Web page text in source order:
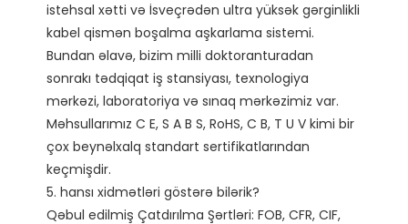
istehsal xətti və İsveçrədən ultra yüksək gərginlikli
kabel qismən boşalma aşkarlama sistemi.
Bundan əlavə, bizim milli doktoranturadan
sonrakı tədqiqat iş stansiyası, texnologiya
mərkəzi, laboratoriya və sınaq mərkəzimiz var.
Məhsullarımız C E, S A B S, RoHS, C B, T U V kimi bir
çox beynəlxalq standart sertifikatlarından
keçmişdir.
5. hansı xidmətləri göstərə bilərik?
Qəbul edilmiş Çatdırılma Şərtləri: FOB, CFR, CIF,